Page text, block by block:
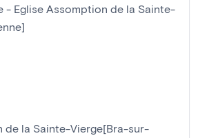
- Eglise Assomption de la Sainte-
de la Sainte-Vierge[Bra-sur-